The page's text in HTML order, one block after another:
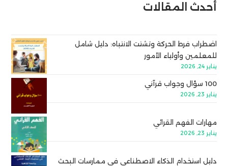
أحدث المقالات
اضطراب فرط الحركة وتشتت الانتباه: دليل شامل
للمعلمين وأولياء الأمور
يناير 24, 2026
100 سؤال وجواب قرآني
يناير 23, 2026
مهارات الفهم القرائي
يناير 23, 2026
دليل استخدام الذكاء الاصطناعي في ممارسات البحث